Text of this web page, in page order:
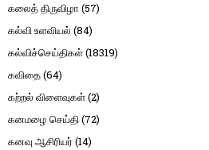
கலைத் திருவிழா (57)
கல்வி உளவியல் (84)
கல்விச்செய்திகள்(18319)
கவிதை(64)
கற்றல் விளைவுகள்(2)
கனமழை செய்தி(72)
கனவு ஆசிரியர் (14)